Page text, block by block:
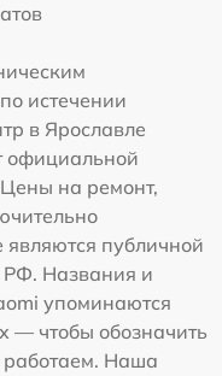
истечении
в Ярославле
официальной
на ремонт,
публичной
РФ. Названия и
упоминаются
— чтобы обозначить
работаем. Наша